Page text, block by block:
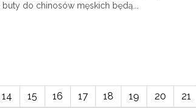
do chinosów męskich będą...
14 15 16 17 18 19 20
21